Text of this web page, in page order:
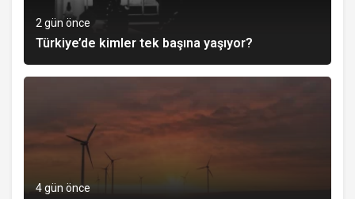
2 gün önce
Türkiye’de kimler tek başına yaşıyor?
4 gün önce